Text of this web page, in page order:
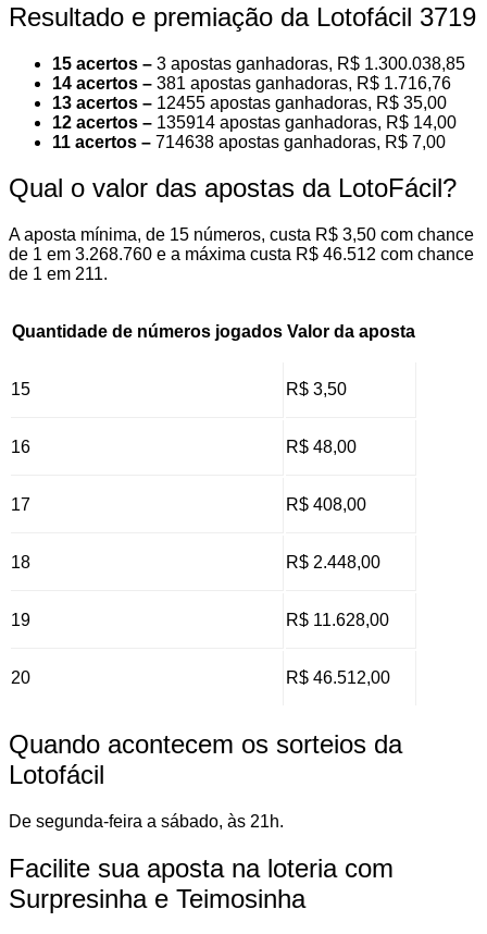
Resultado e premiação da Lotofácil 3719
15 acertos – 3 apostas ganhadoras, R$ 1.300.038,85
14 acertos – 381 apostas ganhadoras, R$ 1.716,76
13 acertos – 12455 apostas ganhadoras, R$ 35,00
12 acertos – 135914 apostas ganhadoras, R$ 14,00
11 acertos – 714638 apostas ganhadoras, R$ 7,00
Qual o valor das apostas da LotoFácil?
A aposta mínima, de 15 números, custa R$ 3,50 com chance
de 1 em 3.268.760 e a máxima custa R$ 46.512 com chance
de 1 em 211.
Quantidade de números jogados Valor da aposta
15 R$ 3,50
16 R$ 48,00
17 R$ 408,00
18 R$ 2.448,00
19 R$ 11.628,00
20 R$ 46.512,00
Quando acontecem os sorteios da
Lotofácil
De segunda-feira a sábado, às 21h.
Facilite sua aposta na loteria com
Surpresinha e Teimosinha